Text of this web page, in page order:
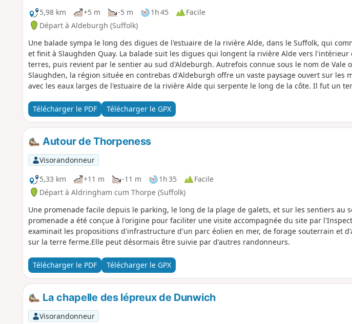
5,98 km
+5 m -5 m 1h 45
Facile
Départ à Aldeburgh (Suffolk)
Une balade sympa le long des digues de l'estuaire de la rivière Alde, dans le Suffolk, qui
et finit à Slaughden Quay. La balade suit les digues qui longent la rivière Alde vers l'intérieur
terres, puis revient par le sentier au sud d'Aldeburgh. Autrefois connue sous le nom de Vale
Slaughden, la région située en contrebas d'Aldeburgh offre un vaste paysage ouvert sur les
avec les eaux larges de l'estuaire de la rivière Alde qui serpente le long de la côte. Il fut un
seule une étroite langue de galets sépare la mer du Nord des eaux calmes de la rivière.
Télécharger le PDF Télécharger le GPX
Autour de Thorpeness
Visorandonneur
5,33 km
+11 m -11 m 1h 35
Facile
Départ à Aldringham cum Thorpe (Suffolk)
Une promenade facile depuis le parking, le long de la plage de galets, et sur les sentiers au
promenade a été conçue à l'origine pour faciliter une visite accompagnée du site par
examinait les propositions d'infrastructure d'un parc éolien en mer, de forage souterrain et
sur la terre ferme.Elle peut désormais être suivie par d'autres randonneurs.
Télécharger le PDF Télécharger le GPX
La chapelle des lépreux de Dunwich
Visorandonneur